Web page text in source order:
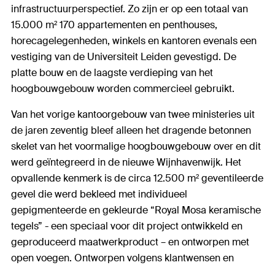
infrastructuurperspectief. Zo zijn er op een totaal van
15.000 m² 170 appartementen en penthouses,
horecagelegenheden, winkels en kantoren evenals een
vestiging van de Universiteit Leiden gevestigd. De
platte bouw en de laagste verdieping van het
hoogbouwgebouw worden commercieel gebruikt.
Van het vorige kantoorgebouw van twee ministeries uit
de jaren zeventig bleef alleen het dragende betonnen
skelet van het voormalige hoogbouwgebouw over en dit
werd geïntegreerd in de nieuwe Wijnhavenwijk. Het
opvallende kenmerk is de circa 12.500 m² geventileerde
gevel die werd bekleed met individueel
gepigmenteerde en gekleurde “Royal Mosa keramische
tegels” - een speciaal voor dit project ontwikkeld en
geproduceerd maatwerkproduct – en ontworpen met
open voegen. Ontworpen volgens klantwensen en